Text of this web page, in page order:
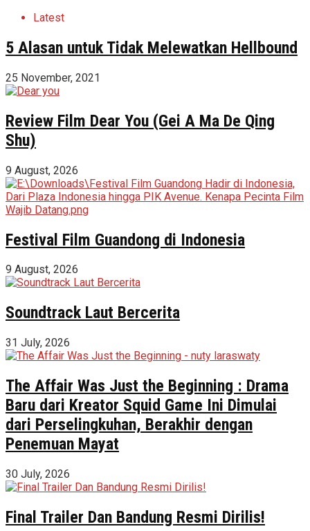
Latest
5 Alasan untuk Tidak Melewatkan Hellbound
25 November, 2021
Review Film Dear You (Gei A Ma De Qing
Shu)
9 August, 2026
Festival Film Guandong di Indonesia
9 August, 2026
Soundtrack Laut Bercerita
31 July, 2026
The Affair Was Just the Beginning : Drama
Baru dari Kreator Squid Game Ini Dimulai
dari Perselingkuhan, Berakhir dengan
Penemuan Mayat
30 July, 2026
Final Trailer Dan Bandung Resmi Dirilis!